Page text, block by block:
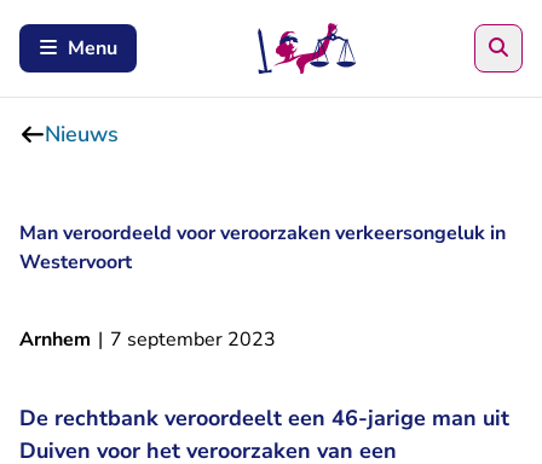
Menu
Nieuws
Man veroordeeld voor veroorzaken verkeersongeluk in
Westervoort
Arnhem | 7 september 2023
De rechtbank veroordeelt een 46-jarige man uit
Duiven voor het veroorzaken van een